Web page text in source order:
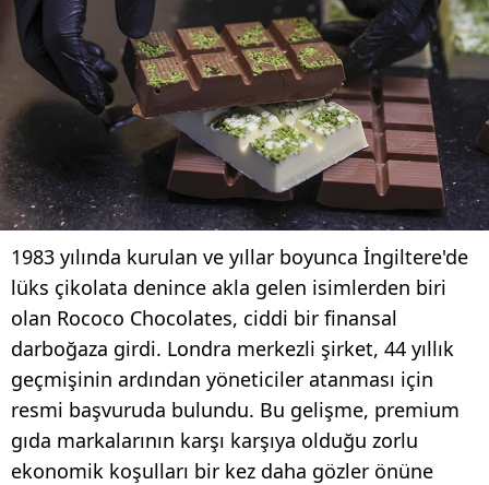
1983 yılında kurulan ve yıllar boyunca İngiltere'de
lüks çikolata denince akla gelen isimlerden biri
olan Rococo Chocolates, ciddi bir finansal
darboğaza girdi. Londra merkezli şirket, 44 yıllık
geçmişinin ardından yöneticiler atanması için
resmi başvuruda bulundu. Bu gelişme, premium
gıda markalarının karşı karşıya olduğu zorlu
ekonomik koşulları bir kez daha gözler önüne